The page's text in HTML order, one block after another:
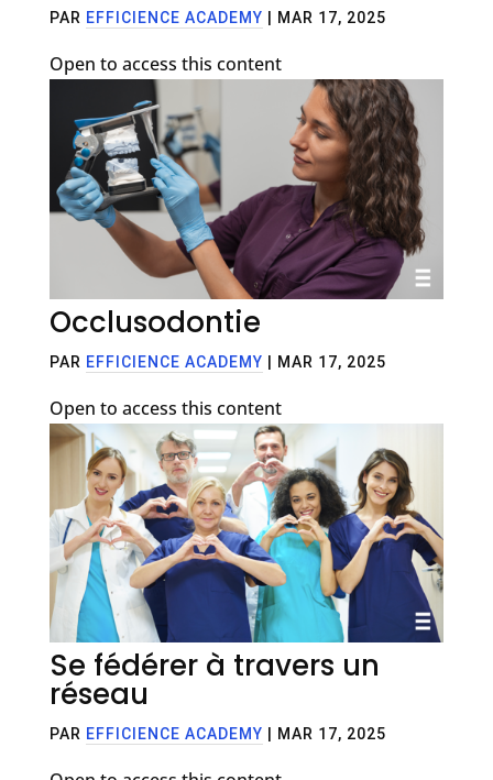
PAR EFFICIENCE ACADEMY MAR 17, 2025
Open to access this content
Occlusodontie
PAR EFFICIENCE ACADEMY | MAR 17, 2025
Open to access this content
Se fédérer à travers un
réseau
PAR EFFICIENCE ACADEMY MAR 17, 2025